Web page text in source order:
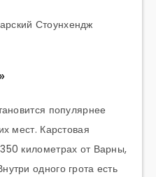
популярнее
мест. Карстовая
километрах от Варны,
одного грота есть